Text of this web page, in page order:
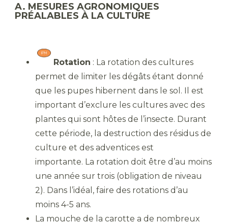
A. MESURES AGRONOMIQUES
PRÉALABLES À LA CULTURE
Rotation : La rotation des cultures
permet de limiter les dégâts étant donné
que les pupes hibernent dans le sol. Il est
important d’exclure les cultures avec des
plantes qui sont hôtes de l’insecte. Durant
cette période, la destruction des résidus de
culture et des adventices est
importante. La rotation doit être d’au moins
une année sur trois (obligation de niveau
2). Dans l’idéal, faire des rotations d’au
moins 4-5 ans.
La mouche de la carotte a de nombreux